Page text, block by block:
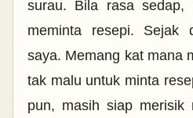
surau. Bila rasa sedap,
meminta resepi. Sejak
saya. Memang kat mana
tak malu untuk minta
pun, masih siap merisik